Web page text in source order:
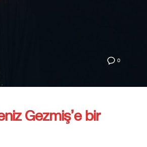
0
Gezmiş’e bir